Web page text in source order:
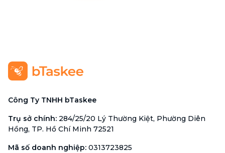
Công Ty TNHH bTaskee
Trụ sở chính: 284/25/20 Lý Thường Kiệt, Phường Diên
Hồng, TP. Hồ Chí Minh 72521
Mã số doanh nghiệp: 0313723825